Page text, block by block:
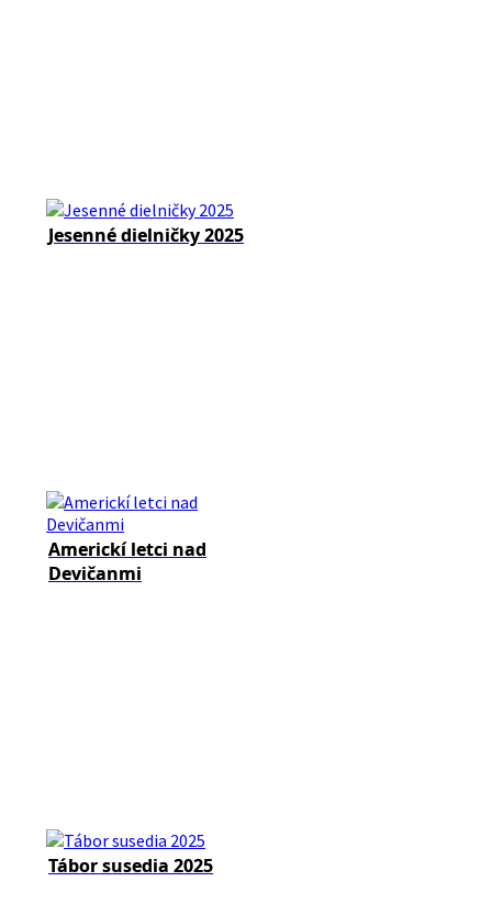
Jesenné dielničky 2025
Americkí letci nad
Devičanmi
Tábor susedia 2025